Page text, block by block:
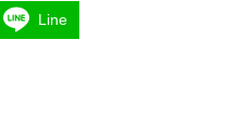
Line